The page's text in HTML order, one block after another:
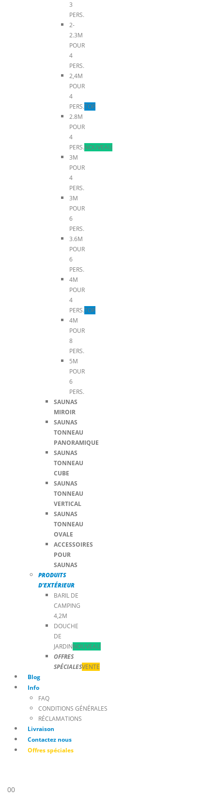
3
PERS.
2-
2.3M
POUR
4
PERS.
2,4M
POUR
4
PERS.TOP
2.8M
POUR
4
PERS.NOUVEAU
3M
POUR
4
PERS.
3M
POUR
6
PERS.
3.6M
POUR
6
PERS.
4M
POUR
4
PERS.TOP
4M
POUR
8
PERS.
5M
POUR
6
PERS.
SAUNAS
MIROIR
SAUNAS
TONNEAU
PANORAMIQUE
SAUNAS
TONNEAU
CUBE
SAUNAS
TONNEAU
VERTICAL
SAUNAS
TONNEAU
OVALE
ACCESSOIRES
POUR
SAUNAS
PRODUITS
D’EXTÉRIEUR
BARIL DE
CAMPING
4,2M
DOUCHE
DE
JARDINNOUVEAU
OFFRES
SPÉCIALESVENTE
Blog
Info
FAQ
CONDITIONS GÉNÉRALES
RÉCLAMATIONS
Livraison
Contactez nous
Offres spéciales
00